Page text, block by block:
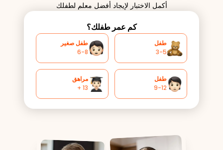
أكمل الاختبار لإيجاد أفضل معلم لطفلك
كم عمر طفلك؟
طفل
3-5
طفل صغير
6-8
طفل
9-12
مراهق
13 +